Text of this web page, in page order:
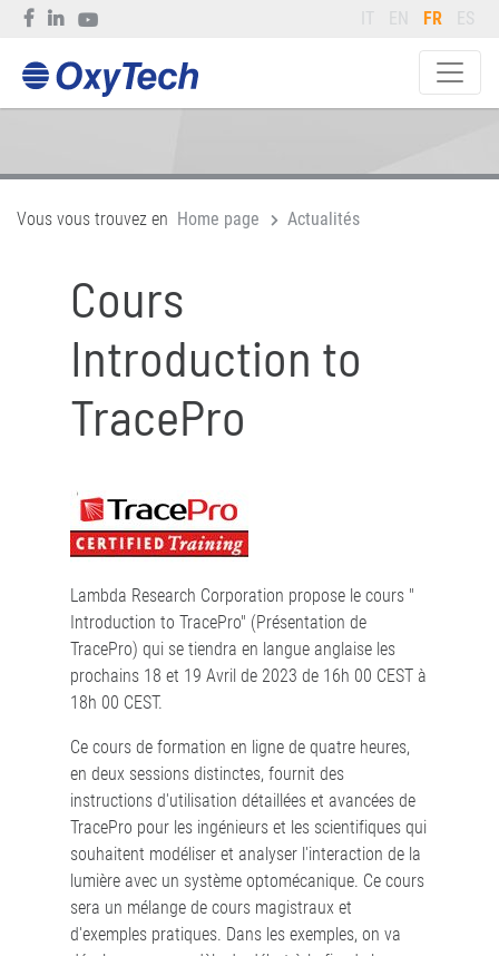
IT EN FR ES
Vous vous trouvez en Home page Actualités
Cours
Introduction to
TracePro
Lambda Research Corporation propose le cours "
Introduction to TracePro" (Présentation de
TracePro) qui se tiendra en langue anglaise les
prochains 18 et 19 Avril de 2023 de 16h 00 CEST à
18h 00 CEST.
Ce cours de formation en ligne de quatre heures,
en deux sessions distinctes, fournit des
instructions d'utilisation détaillées et avancées de
TracePro pour les ingénieurs et les scientifiques qui
souhaitent modéliser et analyser l'interaction de la
lumière avec un système optomécanique. Ce cours
sera un mélange de cours magistraux et
d'exemples pratiques. Dans les exemples, on va